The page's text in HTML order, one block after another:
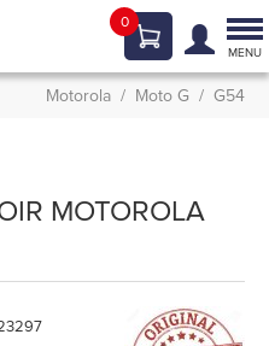
0
MENU
Motorola Moto G G54
MOTOROLA